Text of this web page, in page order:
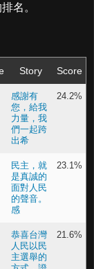
名。
Story Score
感謝有
您，給我
力量，我
們一起跨
出希
24.2%
民主，就
是真誠的
面對人民
的聲音。
感
23.1%
恭喜台灣
人民以民
主選舉的
21.6%